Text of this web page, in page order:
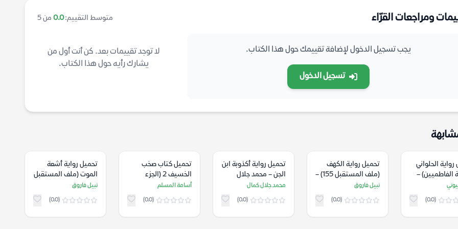
ومراجعات القرّاء متوسط التقييم:0.0 من 5
يجب تسجيل الدخول لإضافة تقييمك حول هذا الكتاب.
تسجيل الدخول
لا توجد تقييمات بعد. كن أنت أول من
يشارك رأيه حول هذا الكتاب.
الحلواني
الفاطميين) –
(0.0)
تحميل رواية الكهف
(ملف المستقبل 155) –
نبيل فاروق
نبيل فاروق
(0.0)
تحميل رواية أكذوبة ابن
الجن – محمد جلال
كمال
محمد جلال كمال
(0.0)
تحميل كتاب صخب
الخسيف 2 (الجزء
الثاني) – أسامة
أسامة المسلم
(0.0)
تحميل رواية أشعة
الموت (ملف المستقبل
1) – نبيل فاروق
نبيل فاروق
(0.0)